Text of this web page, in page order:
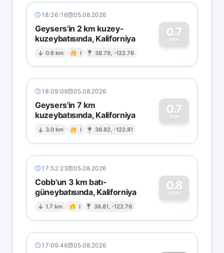
18:26:16 05.08.2026
Geysers'in 2 km kuzey-
kuzeybatısında, Kaliforniya
0.6 km I 38.79, -122.76
0.7
MW
0
18:09:09 05.08.2026
Geysers'in 7 km
kuzeybatısında, Kaliforniya
3.0 km I 38.82, -122.81
0.7
MW
0
17:52:23 05.08.2026
Cobb'un 3 km batı-
güneybatısında, Kaliforniya
1.7 km I 38.81, -122.76
0.8
MW
0
17:09:46 05.08.2026